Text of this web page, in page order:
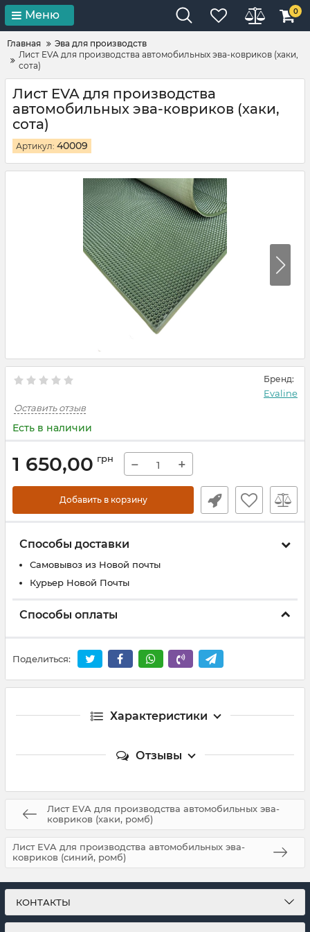
Меню 0
Главная
Эва для производств
Лист EVA для производства автомобильных эва-ковриков (хаки,
сота)
Лист EVA для производства
автомобильных эва-ковриков (хаки,
сота)
Артикул: 40009
Бренд:
Evaline
Оставить отзыв
Есть в наличии
1 650,00 грн − +
Добавить в корзину
Способы доставки
Самовывоз из Новой почты
Курьер Новой Почты
Способы оплаты
Поделиться:
Характеристики
Отзывы
Лист EVA для производства автомобильных эва-
ковриков (хаки, ромб)
Лист EVA для производства автомобильных эва-
ковриков (синий, ромб)
КОНТАКТЫ